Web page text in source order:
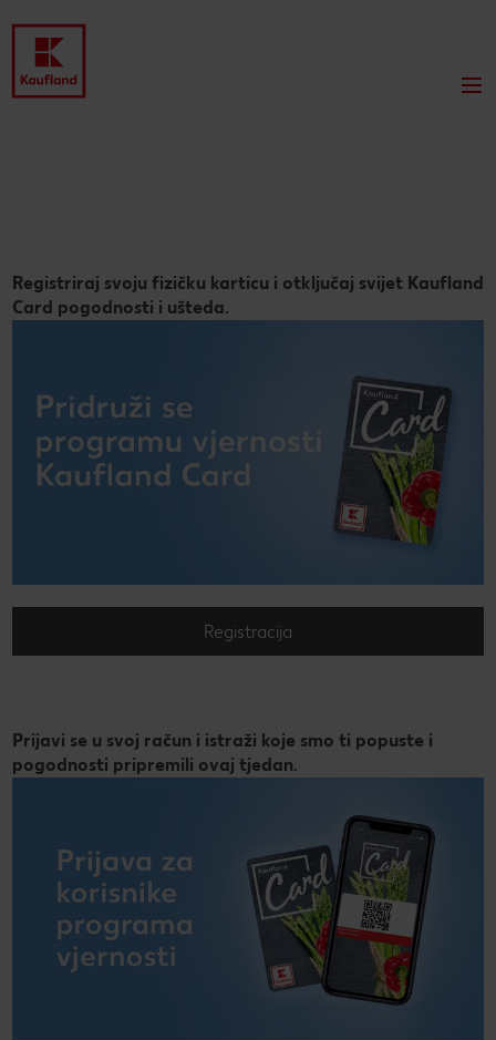
Registriraj svoju fizičku karticu i otključaj svijet Kaufland
Card pogodnosti i ušteda.
Registracija
Prijavi se u svoj račun i istraži koje smo ti popuste i
pogodnosti pripremili ovaj tjedan.